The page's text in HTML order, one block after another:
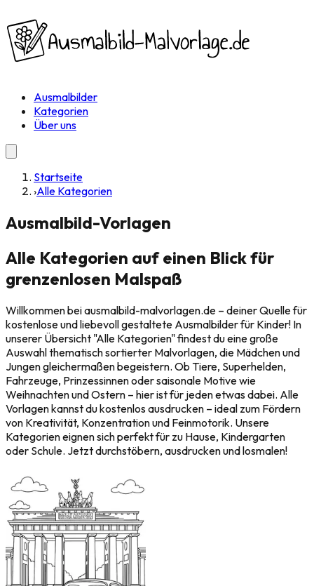
Ausmalbilder
Kategorien
Über uns
Startseite
›Alle Kategorien
Ausmalbild-Vorlagen
Alle Kategorien auf einen Blick für
grenzenlosen Malspaß
Willkommen bei ausmalbild-malvorlagen.de – deiner Quelle für
kostenlose und liebevoll gestaltete Ausmalbilder für Kinder! In
unserer Übersicht "Alle Kategorien" findest du eine große
Auswahl thematisch sortierter Malvorlagen, die Mädchen und
Jungen gleichermaßen begeistern. Ob Tiere, Superhelden,
Fahrzeuge, Prinzessinnen oder saisonale Motive wie
Weihnachten und Ostern – hier ist für jeden etwas dabei. Alle
Vorlagen kannst du kostenlos ausdrucken – ideal zum Fördern
von Kreativität, Konzentration und Feinmotorik. Unsere
Kategorien eignen sich perfekt für zu Hause, Kindergarten
oder Schule. Jetzt durchstöbern, ausdrucken und losmalen!